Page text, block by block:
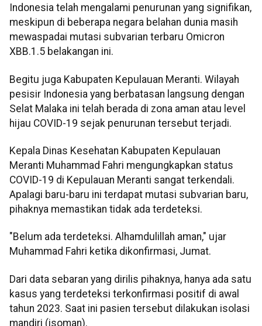
Indonesia telah mengalami penurunan yang signifikan,
meskipun di beberapa negara belahan dunia masih
mewaspadai mutasi subvarian terbaru Omicron
XBB.1.5 belakangan ini.
Begitu juga Kabupaten Kepulauan Meranti. Wilayah
pesisir Indonesia yang berbatasan langsung dengan
Selat Malaka ini telah berada di zona aman atau level
hijau COVID-19 sejak penurunan tersebut terjadi.
Kepala Dinas Kesehatan Kabupaten Kepulauan
Meranti Muhammad Fahri mengungkapkan status
COVID-19 di Kepulauan Meranti sangat terkendali.
Apalagi baru-baru ini terdapat mutasi subvarian baru,
pihaknya memastikan tidak ada terdeteksi.
"Belum ada terdeteksi. Alhamdulillah aman," ujar
Muhammad Fahri ketika dikonfirmasi, Jumat.
Dari data sebaran yang dirilis pihaknya, hanya ada satu
kasus yang terdeteksi terkonfirmasi positif di awal
tahun 2023. Saat ini pasien tersebut dilakukan isolasi
mandiri (isoman).